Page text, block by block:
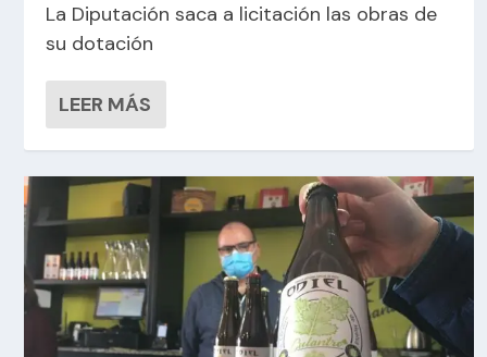
La Diputación saca a licitación las obras de
su dotación
LEER MÁS